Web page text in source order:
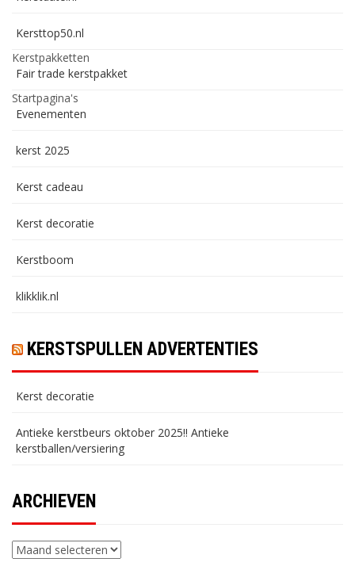
Kersttop50.nl
Kerstpakketten
Fair trade kerstpakket
Startpagina's
Evenementen
kerst 2025
Kerst cadeau
Kerst decoratie
Kerstboom
klikklik.nl
KERSTSPULLEN ADVERTENTIES
Kerst decoratie
Antieke kerstbeurs oktober 2025!! Antieke
kerstballen/versiering
ARCHIEVEN
Archieven